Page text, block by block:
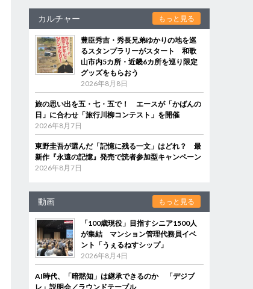
カルチャー もっと見る
豊臣秀吉・秀長兄弟ゆかりの地を巡
るスタンプラリーがスタート 和歌
山市内5カ所・近畿6カ所を巡り限定
グッズをもらおう
2026年8月8日
旅の思い出を五・七・五で！ エースが「かばんの
日」に合わせ「旅行川柳コンテスト」を開催
2026年8月7日
東野圭吾が選んだ「記憶に残る一文」はどれ？ 最
新作『永遠の記憶』発売で読者参加型キャンペーン
2026年8月7日
動画 もっと見る
「100歳現役」目指すシニア1500人
が集結 マンション管理代務員イベ
ント「うぇるねすシップ」
2026年8月4日
AI時代、「暗黙知」は継承できるのか 「デジブ
レ」説明会／ラウンドテーブル